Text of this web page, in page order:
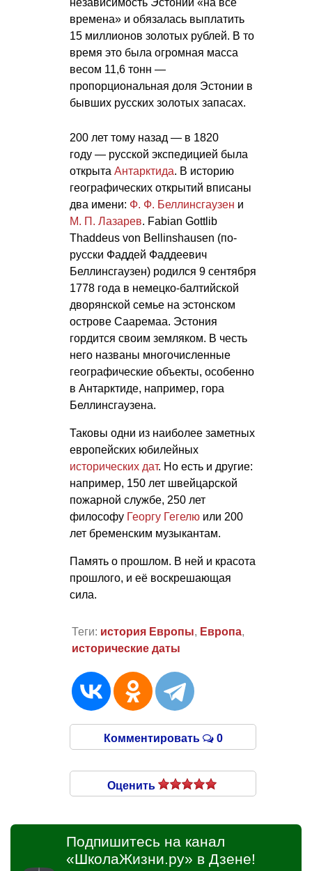
независимость Эстонии «на все
времена» и обязалась выплатить
15 миллионов золотых рублей. В то
время это была огромная масса
весом 11,6 тонн —
пропорциональная доля Эстонии в
бывших русских золотых запасах.
200 лет тому назад — в 1820
году — русской экспедицией была
открыта Антарктида. В историю
географических открытий вписаны
два имени: Ф. Ф. Беллинсгаузен и
М. П. Лазарев. Fabian Gottlib
Thaddeus von Bellinshausen (по-
русски Фаддей Фаддеевич
Беллинсгаузен) родился 9 сентября
1778 года в немецко-балтийской
дворянской семье на эстонском
острове Сааремаа. Эстония
гордится своим земляком. В честь
него названы многочисленные
географические объекты, особенно
в Антарктиде, например, гора
Беллинсгаузена.
Таковы одни из наиболее заметных
европейских юбилейных
исторических дат. Но есть и другие:
например, 150 лет швейцарской
пожарной службе, 250 лет
философу Георгу Гегелю или 200
лет бременским музыкантам.
Память о прошлом. В ней и красота
прошлого, и её воскрешающая
сила.
Теги: история Европы, Европа,
исторические даты
Комментировать 0
Оценить
Подпишитесь на канал
«ШколаЖизни.ру» в Дзене!